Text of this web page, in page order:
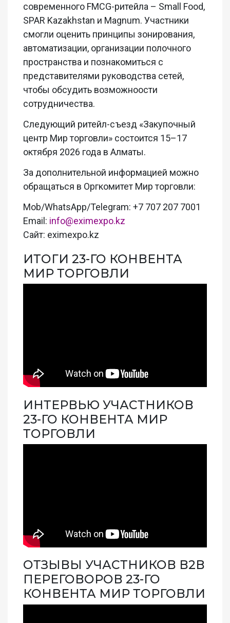
современного FMCG-ритейла – Small Food,
SPAR Kazakhstan и Magnum. Участники
смогли оценить принципы зонирования,
автоматизации, организации полочного
пространства и познакомиться с
представителями руководства сетей,
чтобы обсудить возможноости
сотрудничества.
Следующий ритейл-съезд «Закупочный
центр Мир торговли» состоится 15–17
октября 2026 года в Алматы.
За дополнительной информацией можно
обращаться в Оргкомитет Мир торговли:
Mob/WhatsApp/Telegram: +7 707 207 7001
Email: info@eximexpo.kz
Сайт: eximexpo.kz
ИТОГИ 23-ГО КОНВЕНТА
МИР ТОРГОВЛИ
ИНТЕРВЬЮ УЧАСТНИКОВ
23-ГО КОНВЕНТА МИР
ТОРГОВЛИ
ОТЗЫВЫ УЧАСТНИКОВ В2В
ПЕРЕГОВОРОВ 23-ГО
КОНВЕНТА МИР ТОРГОВЛИ